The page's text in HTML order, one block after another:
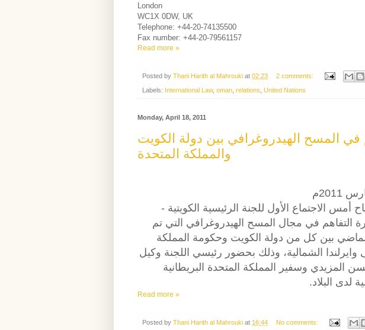
London
WC1X 0DW, UK
Telephone: +44-20-74135500
Fax number: +44-20-79561157
Read more »
Posted by Thani Harith al Mahrouki at 02:23 2 comments:
Labels: International Law, oman relations United Nations
Monday, April 18, 2011
في المسح الهيدروغرافي بين دولة الكويت
والمملكة المتحدة
أمس الاجتماع الأول للجنة الرئيسية الكويتية -
التفاهم في مجال المسح الهيدروغرافي التي تم
الماضي بين كل من دولة الكويت وحكومة المملكة
وايرلندا الشمالية، وذلك بحضور رئيسي اللجنة وكيل
المزيدي وسفير المملكة المتحدة البريطانية
لدى البلاد.
Read more »
Posted by Thani Harith al Mahrouki at 16:44 No comments: